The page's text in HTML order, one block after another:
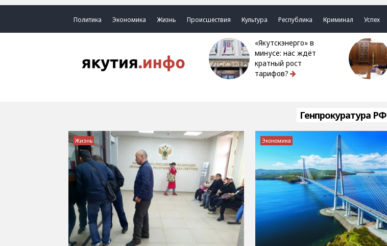
Политика Экономика Жизнь Происшествия Культура Республика Криминал Успех
«Якутскэнерго» в
минусе: нас ждёт
кратный рост
тарифов?
Генпрокуратура РФ
Жизнь Экономика